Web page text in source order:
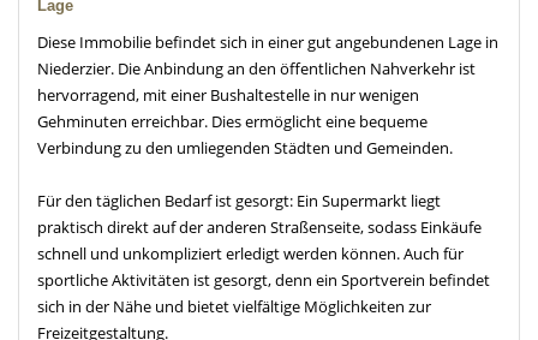
Lage
Diese Immobilie befindet sich in einer gut angebundenen Lage in
Niederzier. Die Anbindung an den öffentlichen Nahverkehr ist
hervorragend, mit einer Bushaltestelle in nur wenigen
Gehminuten erreichbar. Dies ermöglicht eine bequeme
Verbindung zu den umliegenden Städten und Gemeinden.
Für den täglichen Bedarf ist gesorgt: Ein Supermarkt liegt
praktisch direkt auf der anderen Straßenseite, sodass Einkäufe
schnell und unkompliziert erledigt werden können. Auch für
sportliche Aktivitäten ist gesorgt, denn ein Sportverein befindet
sich in der Nähe und bietet vielfältige Möglichkeiten zur
Freizeitgestaltung.